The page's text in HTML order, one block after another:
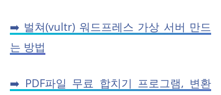
➡️ 벌쳐(vultr) 워드프레스 가상 서버 만드
는 방법
➡️ PDF파일 무료 합치기 프로그램, 변환